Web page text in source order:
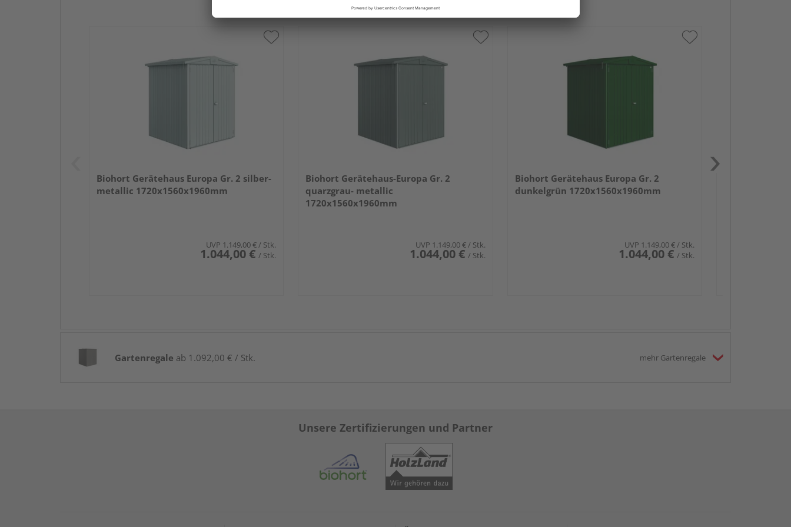
Biohort Gerätehaus Europa Gr. 2 silber-
metallic 1720x1560x1960mm
UVP 1.149,00 €/ Stk.
1.044,00 € / Stk.
Biohort Gerätehaus-Europa Gr. 2
quarzgrau- metallic
1720x1560x1960mm
UVP 1.149,00 €/ Stk.
1.044,00 € / Stk.
Biohort Gerätehaus Europa Gr. 2
dunkelgrün 1720x1560x1960mm
UVP 1.149,00 €/ Stk.
1.044,00 € / Stk.
Gartenregale ab 1.092,00 € / Stk. mehr Gartenregale
Unsere Zertifizierungen und Partner